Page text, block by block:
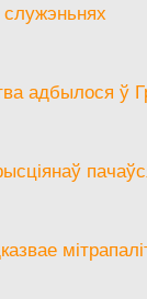
адбылося ў